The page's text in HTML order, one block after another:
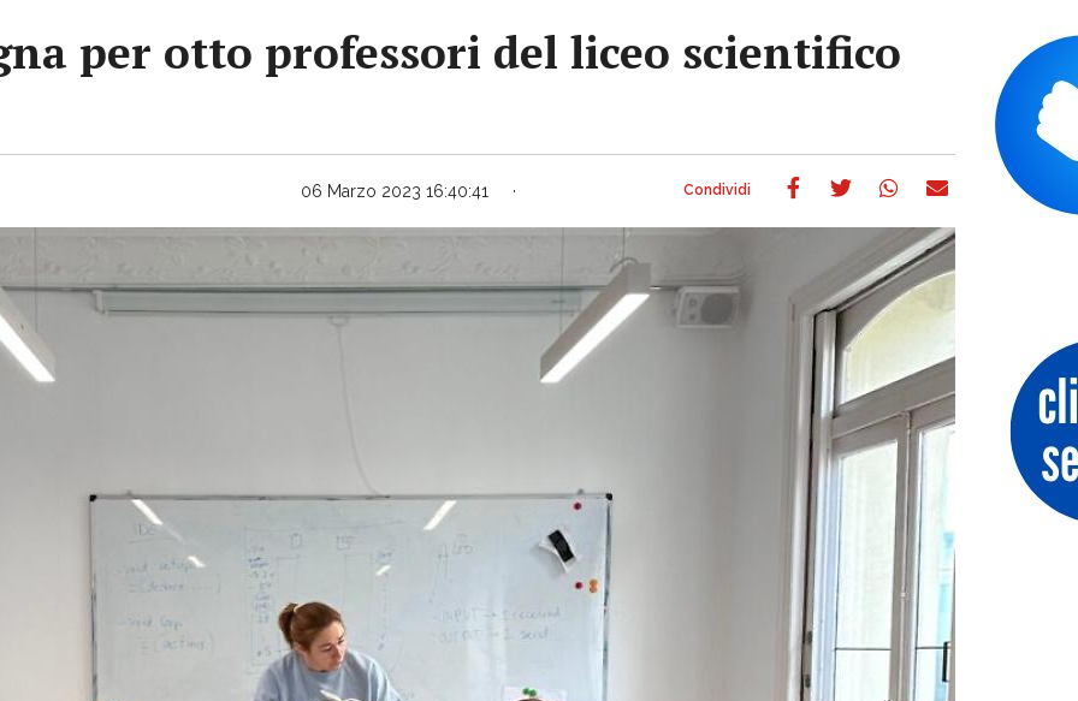
per otto professori del liceo scientifico
06 Marzo 2023 16:40:41